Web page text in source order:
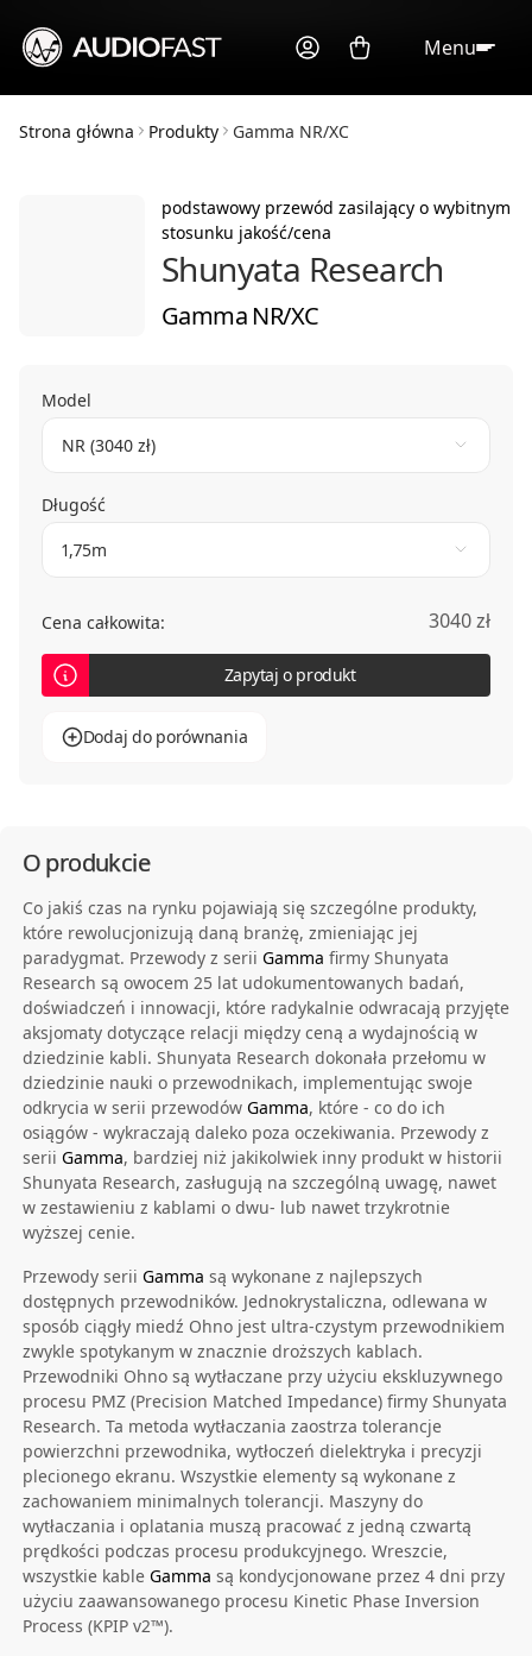
Menu
Strona główna Produkty Gamma NR/XC
podstawowy przewód zasilający o wybitnym
stosunku jakość/cena
Shunyata Research
Gamma NR/XC
Model
NR (3040 zł)
Długość
1,75m
Cena całkowita: 3040 zł
Zapytaj o produkt
Dodaj do porównania
O produkcie
Co jakiś czas na rynku pojawiają się szczególne produkty,
które rewolucjonizują daną branżę, zmieniając jej
paradygmat. Przewody z serii Gamma firmy Shunyata
Research są owocem 25 lat udokumentowanych badań,
doświadczeń i innowacji, które radykalnie odwracają przyjęte
aksjomaty dotyczące relacji między ceną a wydajnością w
dziedzinie kabli. Shunyata Research dokonała przełomu w
dziedzinie nauki o przewodnikach, implementując swoje
odkrycia w serii przewodów Gamma, które - co do ich
osiągów - wykraczają daleko poza oczekiwania. Przewody z
serii Gamma, bardziej niż jakikolwiek inny produkt w historii
Shunyata Research, zasługują na szczególną uwagę, nawet
w zestawieniu z kablami o dwu- lub nawet trzykrotnie
wyższej cenie.
Przewody serii Gamma są wykonane z najlepszych
dostępnych przewodników. Jednokrystaliczna, odlewana w
sposób ciągły miedź Ohno jest ultra-czystym przewodnikiem
zwykle spotykanym w znacznie droższych kablach.
Przewodniki Ohno są wytłaczane przy użyciu ekskluzywnego
procesu PMZ (Precision Matched Impedance) firmy Shunyata
Research. Ta metoda wytłaczania zaostrza tolerancje
powierzchni przewodnika, wytłoczeń dielektryka i precyzji
plecionego ekranu. Wszystkie elementy są wykonane z
zachowaniem minimalnych tolerancji. Maszyny do
wytłaczania i oplatania muszą pracować z jedną czwartą
prędkości podczas procesu produkcyjnego. Wreszcie,
wszystkie kable Gamma są kondycjonowane przez 4 dni przy
użyciu zaawansowanego procesu Kinetic Phase Inversion
Process (KPIP v2™).